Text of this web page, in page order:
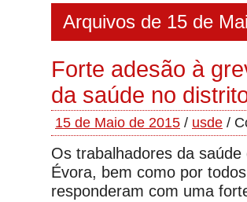
Arquivos de 15 de
Forte adesão à
da saúde no
15 de Maio de 2015 / usde /
Os trabalhadores da
Évora, bem como por
responderam com uma